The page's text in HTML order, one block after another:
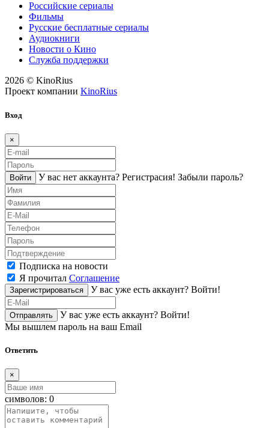
Российские сериалы
Фильмы
Русские бесплатные сериалы
Аудиокниги
Новости о Кино
Служба поддержки
2026 © KinoRius
Проект компании KinoRius
Вход
×
Войти У вас нет аккаунта? Регистраcия! Забыли пароль?
Подписка на новости
Я прочитал Соглашение
Зарегистрироваться У вас уже есть аккаунт? Войти!
Отправлять У вас уже есть аккаунт? Войти!
Мы вышлем пароль на ваш Email
Ответить
×
символов: 0